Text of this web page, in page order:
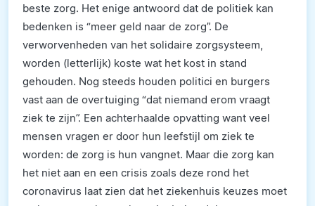
beste zorg. Het enige antwoord dat de politiek kan
bedenken is “meer geld naar de zorg”. De
verworvenheden van het solidaire zorgsysteem,
worden (letterlijk) koste wat het kost in stand
gehouden. Nog steeds houden politici en burgers
vast aan de overtuiging “dat niemand erom vraagt
ziek te zijn”. Een achterhaalde opvatting want veel
mensen vragen er door hun leefstijl om ziek te
worden: de zorg is hun vangnet. Maar die zorg kan
het niet aan en een crisis zoals deze rond het
coronavirus laat zien dat het ziekenhuis keuzes moet